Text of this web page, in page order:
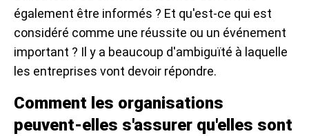
également être informés ? Et qu'est-ce qui est
considéré comme une réussite ou un événement
important ? Il y a beaucoup d'ambiguïté à laquelle
les entreprises vont devoir répondre.
Comment les organisations
peuvent-elles s'assurer qu'elles sont